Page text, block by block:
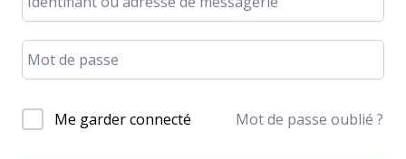
Me garder connecté Mot de passe oublié ?